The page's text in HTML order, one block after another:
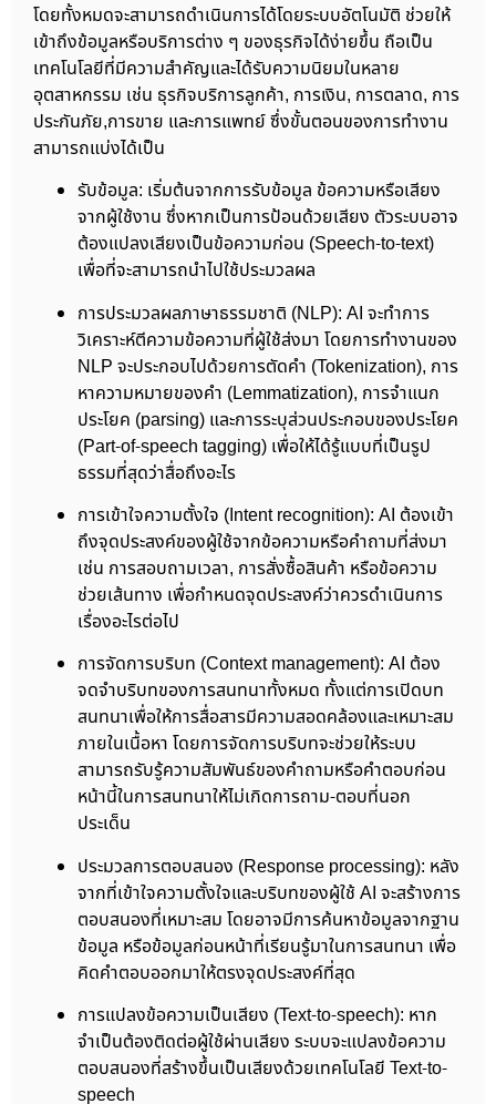
โดยทั้งหมดจะสามารถดำเนินการได้โดยระบบอัตโนมัติ ช่วยให้
เข้าถึงข้อมูลหรือบริการต่าง ๆ ของธุรกิจได้ง่ายขึ้น ถือเป็น
เทคโนโลยีที่มีความสำคัญและได้รับความนิยมในหลาย
อุตสาหกรรม เช่น ธุรกิจบริการลูกค้า, การเงิน, การตลาด, การ
ประกันภัย,การขาย และการแพทย์ ซึ่งขั้นตอนของการทำงาน
สามารถแบ่งได้เป็น
รับข้อมูล: เริ่มต้นจากการรับข้อมูล ข้อความหรือเสียง
จากผู้ใช้งาน ซึ่งหากเป็นการป้อนด้วยเสียง ตัวระบบอาจ
ต้องแปลงเสียงเป็นข้อความก่อน (Speech-to-text)
เพื่อที่จะสามารถนำไปใช้ประมวลผล
การประมวลผลภาษาธรรมชาติ (NLP): AI จะทำการ
วิเคราะห์ตีความข้อความที่ผู้ใช้ส่งมา โดยการทำงานของ
NLP จะประกอบไปด้วยการตัดคำ (Tokenization), การ
หาความหมายของคำ (Lemmatization), การจำแนก
ประโยค (parsing) และการระบุส่วนประกอบของประโยค
(Part-of-speech tagging) เพื่อให้ได้รู้แบบที่เป็นรูป
ธรรมที่สุดว่าสื่อถึงอะไร
การเข้าใจความตั้งใจ (Intent recognition): AI ต้องเข้า
ถึงจุดประสงค์ของผู้ใช้จากข้อความหรือคำถามที่ส่งมา
เช่น การสอบถามเวลา, การสั่งซื้อสินค้า หรือข้อความ
ช่วยเส้นทาง เพื่อกำหนดจุดประสงค์ว่าควรดำเนินการ
เรื่องอะไรต่อไป
การจัดการบริบท (Context management): AI ต้อง
จดจำบริบทของการสนทนาทั้งหมด ทั้งแต่การเปิดบท
สนทนาเพื่อให้การสื่อสารมีความสอดคล้องและเหมาะสม
ภายในเนื้อหา โดยการจัดการบริบทจะช่วยให้ระบบ
สามารถรับรู้ความสัมพันธ์ของคำถามหรือคำตอบก่อน
หน้านี้ในการสนทนาให้ไม่เกิดการถาม-ตอบที่นอก
ประเด็น
ประมวลการตอบสนอง (Response processing): หลัง
จากที่เข้าใจความตั้งใจและบริบทของผู้ใช้ AI จะสร้างการ
ตอบสนองที่เหมาะสม โดยอาจมีการค้นหาข้อมูลจากฐาน
ข้อมูล หรือข้อมูลก่อนหน้าที่เรียนรู้มาในการสนทนา เพื่อ
คิดคำตอบออกมาให้ตรงจุดประสงค์ที่สุด
การแปลงข้อความเป็นเสียง (Text-to-speech): หาก
จำเป็นต้องติดต่อผู้ใช้ผ่านเสียง ระบบจะแปลงข้อความ
ตอบสนองที่สร้างขึ้นเป็นเสียงด้วยเทคโนโลยี Text-to-
speech